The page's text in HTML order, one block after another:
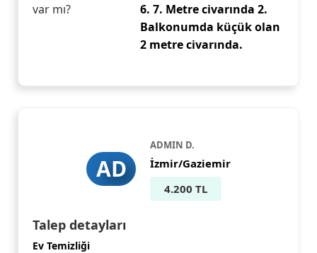
var mı?
6. 7. Metre civarında 2.
Balkonumda küçük olan
2 metre civarında.
AD
ADMIN D.
İzmir/Gaziemir
4.200 TL
Talep detayları
Ev Temizliği